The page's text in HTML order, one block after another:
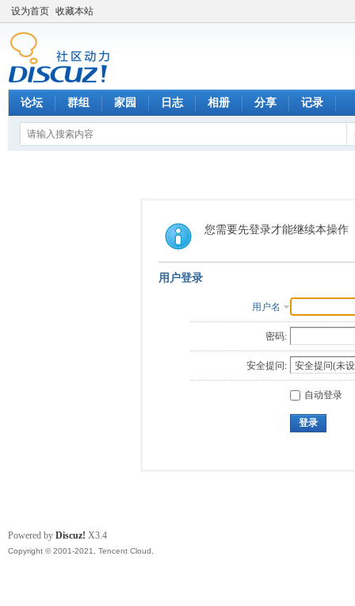
设为首页 收藏本站
论坛 群组 家园 日志 相册 分享 记录
您需要先登录才能继续本操作
用户登录
用户名
密码:
安全提问:
自动登录
登录
Powered by Discuz! X3.4
Copyright © 2001-2021, Tencent Cloud.